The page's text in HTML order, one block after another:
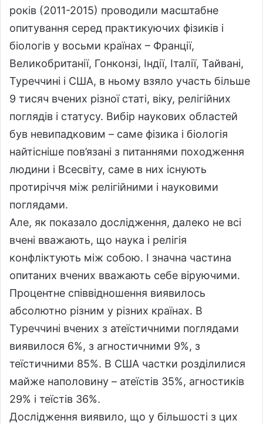
років (2011-2015) проводили масштабне
опитування серед практикуючих фізиків і
біологів у восьми країнах – Франції,
Великобританії, Гонконзі, Індії, Італії, Тайвані,
Туреччині і США, в ньому взяло участь більше
9 тисяч вчених різної статі, віку, релігійних
поглядів і статусу. Вибір наукових областей
був невипадковим – саме фізика і біологія
найтісніше пов’язані з питаннями походження
людини і Всесвіту, саме в них існують
протиріччя між релігійними і науковими
поглядами.
Але, як показало дослідження, далеко не всі
вчені вважають, що наука і релігія
конфліктують між собою. І значна частина
опитаних вчених вважають себе віруючими.
Процентне співвідношення виявилось
абсолютно різним у різних країнах. В
Туреччині вчених з атеїстичними поглядами
виявилося 6%, з агностичними 9%, з
теїстичними 85%. В США частки розділилися
майже наполовину – атеїстів 35%, агностиків
29% і теїстів 36%.
Дослідження виявило, що у більшості з цих